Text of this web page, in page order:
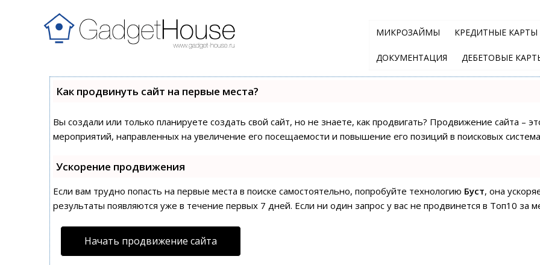
МИКРОЗАЙМЫ КРЕДИТНЫЕ КАРТЫ
ДОКУМЕНТАЦИЯ ДЕБЕТОВЫЕ
Как продвинуть сайт на первые места?
Вы создали или только планируете создать свой сайт, но не знаете, как продвигать? Продвижение сайта –
мероприятий, направленных на увеличение его посещаемости и повышение его позиций в поисковых
Ускорение продвижения
Если вам трудно попасть на первые места в поиске самостоятельно, попробуйте технологию Буст, она
результаты появляются уже в течение первых 7 дней. Если ни один запрос у вас не продвинется в Топ10 за
Начать продвижение сайта